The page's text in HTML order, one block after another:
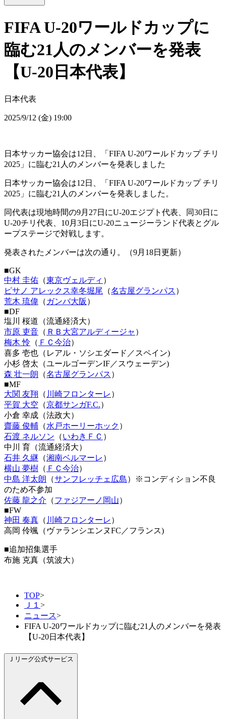
FIFA U-20ワールドカップに
臨む21人のメンバーを発表
【U-20日本代表】
日本代表
2025/9/12 (金) 19:00
日本サッカー協会は12日、「FIFA U-20ワールドカップ チリ
2025」に臨む21人のメンバーを発表しました
日本サッカー協会は12日、「FIFA U-20ワールドカップ チリ
2025」に臨む21人のメンバーを発表しました。
同代表は現地時間の9月27日にU-20エジプト代表、同30日に
U-20チリ代表、10月3日にU-20ニュージーランド代表とグル
ープステージで対戦します。
発表されたメンバーは次の通り。（9月18日更新）
■GK
中村 圭佑 （東京ヴェルディ ）
ピサノ アレックス幸冬堀尾 （名古屋グランパス ）
荒木 琉偉 （ ガンバ大阪 ）
■DF
塩川 桜道（流通経済大）
市原 吏音 （ ＲＢ大宮アルディージャ ）
梅木 怜 （ ＦＣ今治）
喜多 壱也（レアル・ソシエダード／スペイン)
小杉 啓太（ユールゴーデンIF／スウェーデン)
森 壮一朗 （名古屋グランパス ）
■MF
大関 友翔 （ 川崎フロンターレ ）
平賀 大空 （京都サンガF.C.）
小倉 幸成（法政大）
齋藤 俊輔 （水戸ホーリーホック ）
石渡 ネルソン （いわきＦＣ ）
中川 育（流通経済大）
石井 久継 （湘南ベルマーレ ）
横山 夢樹 （ ＦＣ今治）
中島 洋太朗 （サンフレッチェ広島）※コンディション不良
のため不参加
佐藤 龍之介 （ファジアーノ岡山）
■FW
神田 奏真 （ 川崎フロンターレ ）
高岡 伶颯（ヴァランシエンヌFC／フランス)
■追加招集選手
布施 克真（筑波大）
TOP>
Ｊ１ >
ニュース>
FIFA U-20ワールドカップに臨む21人のメンバーを発表
【U-20日本代表】
Ｊリーグ公式サービス